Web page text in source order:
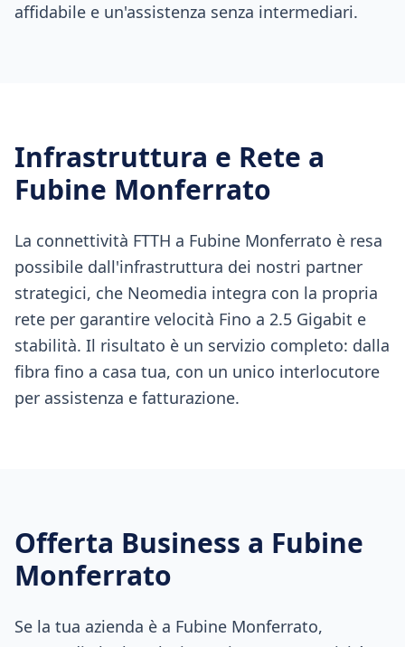
affidabile e un'assistenza senza intermediari.
Infrastruttura e Rete a
Fubine Monferrato
La connettività FTTH a Fubine Monferrato è resa
possibile dall'infrastruttura dei nostri partner
strategici, che Neomedia integra con la propria
rete per garantire velocità Fino a 2.5 Gigabit e
stabilità. Il risultato è un servizio completo: dalla
fibra fino a casa tua, con un unico interlocutore
per assistenza e fatturazione.
Offerta Business a Fubine
Monferrato
Se la tua azienda è a Fubine Monferrato,